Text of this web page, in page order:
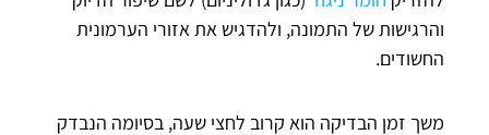
והרגישות של התמונה, ולהדגיש את אזורי הערמונית
החשודים.
משך זמן הבדיקה הוא קרוב לחצי שעה, בסיומה הנבדק